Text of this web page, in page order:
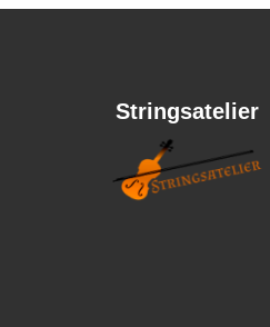
Stringsatelier